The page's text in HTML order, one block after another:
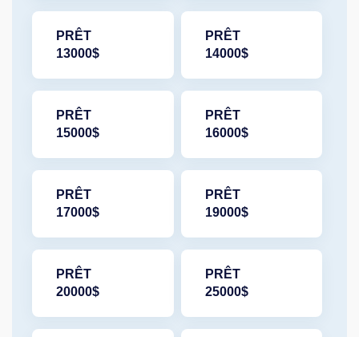
PRÊT
13000$
PRÊT
14000$
PRÊT
15000$
PRÊT
16000$
PRÊT
17000$
PRÊT
19000$
PRÊT
20000$
PRÊT
25000$